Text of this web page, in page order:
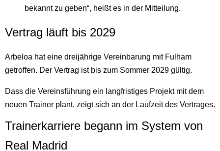
bekannt zu geben“, heißt es in der Mitteilung.
Vertrag läuft bis 2029
Arbeloa hat eine dreijährige Vereinbarung mit Fulham
getroffen. Der Vertrag ist bis zum Sommer 2029 gültig.
Dass die Vereinsführung ein langfristiges Projekt mit dem
neuen Trainer plant, zeigt sich an der Laufzeit des Vertrages.
Trainerkarriere begann im System von
Real Madrid